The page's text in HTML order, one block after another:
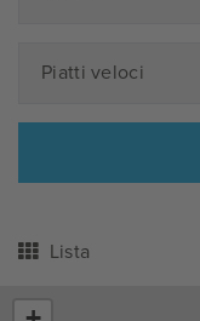
Piatti veloci
Lista